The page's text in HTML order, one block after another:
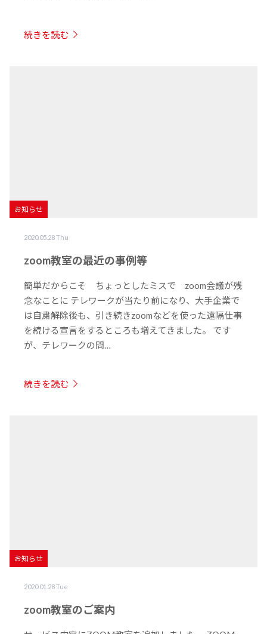
続きを読む
お知らせ
2020.05.28 Thu
zoom教室の最近の事例等
簡単だからこそ ちょっとしたミスで zoom会議が残
念なことに テレワークが当たり前になり、大手企業で
は自粛解除後も、引き続きzoomなどを使った遠隔仕事
を続ける宣言をするところも増えてきました。 です
が、テレワークの問…
続きを読む
お知らせ
2020.01.28 Tue
zoom教室のご案内